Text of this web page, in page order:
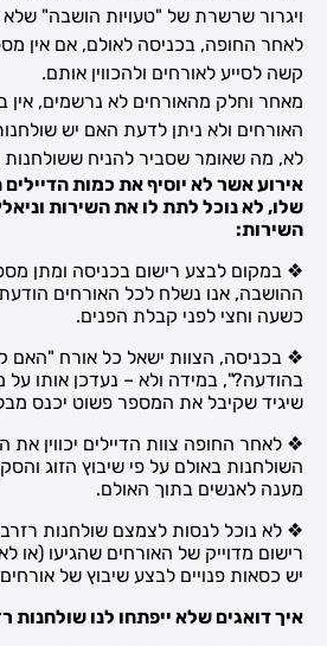
ויגרור שרשרת של "טעויות הושבה"
לאחר החופה, בכניסה לאולם, אם אין
קשה לסייע לאורחים ולהכווין אותם.
מאחר וחלק מהאורחים לא נרשמים, אין
האורחים ולא ניתן לדעת האם יש
לא, מה שאומר שסביר להניח ששולחנות
אירוע אשר לא יוסיף את כמות
שלו, לא נוכל לתת לו את השירות
השירות:
❖ במקום לבצע רישום בכניסה ומתן
ההושבה, אנו נשלח לכל האורחים
כשעה וחצי לפני קבלת הפנים.
❖ בכניסה, הצוות ישאל כל אורח "האם
בהודעה?", במידה ולא – נעדכן אותו על
שיגיד שקיבל את המספר פשוט יכנס
❖ לאחר החופה צוות הדיילים יכווין את
השולחנות באולם על פי שיבוץ הזוג
מענה לאנשים בתוך האולם.
❖ לא נוכל לנסות לצמצם שולחנות
רישום מדוייק של האורחים שהגיעו (או
יש כסאות פנויים לבצע שיבוץ של
איך דואגים שלא ייפתחו לנו שולחנות